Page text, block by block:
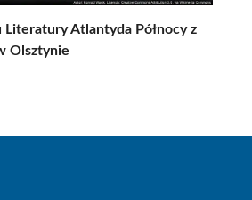
Literatury Atlantyda Północy z
Olsztynie